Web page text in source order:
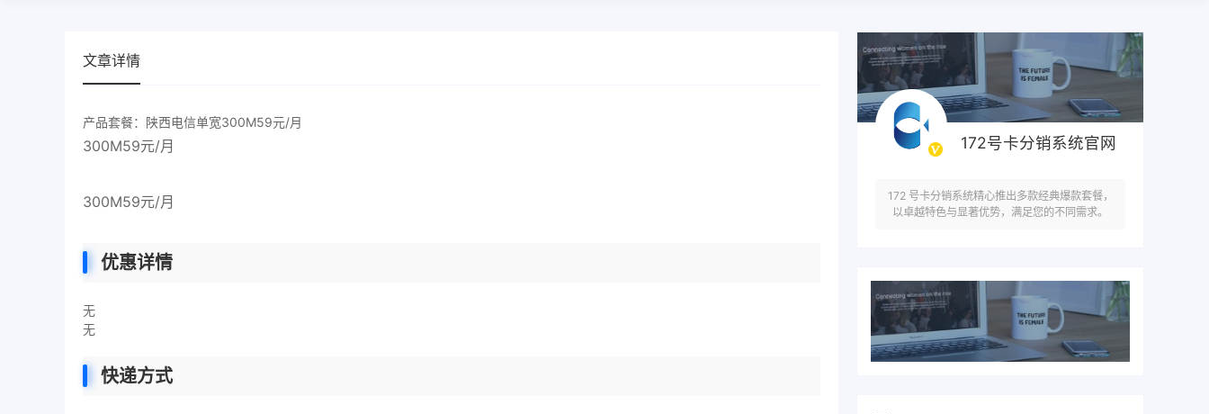
文章详情
产品套餐：陕西电信单宽300M59元/月
300M59元/月
300M59元/月
优惠详情
无
无
快递方式
172号卡分销系统官网
172 号卡分销系统精心推出多款经典爆款套餐，
以卓越特色与显著优势，满足您的不同需求。